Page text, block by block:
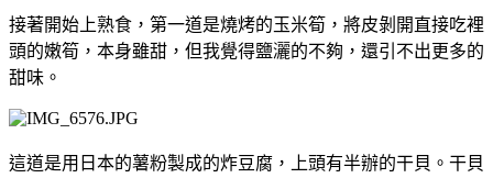
接著開始上熟食，第一道是燒烤的玉米筍，將皮剝開直接吃裡
頭的嫩筍，本身雖甜，但我覺得鹽灑的不夠，還引不出更多的
甜味。
這道是用日本的薯粉製成的炸豆腐，上頭有半辦的干貝。干貝